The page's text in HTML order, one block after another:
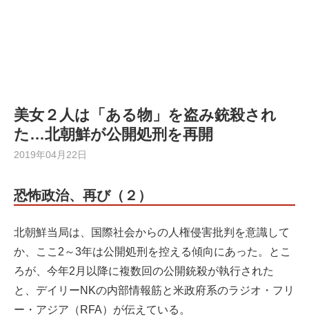
美女２人は「ある物」を盗み銃殺され
た…北朝鮮が公開処刑を再開
2019年04月22日
恐怖政治、再び（２）
北朝鮮当局は、国際社会からの人権侵害批判を意識して
か、ここ2～3年は公開処刑を控える傾向にあった。とこ
ろが、今年2月以降に複数回の公開銃殺が執行された
と、デイリーNKの内部情報筋と米政府系のラジオ・フリ
ー・アジア（RFA）が伝えている。